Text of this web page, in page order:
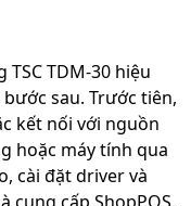
TDM-30 hiệu
sau. Trước tiên,
kết nối với nguồn
hoặc máy tính qua
cài đặt driver và